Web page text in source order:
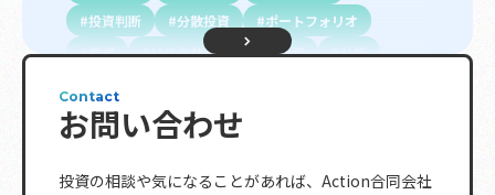
投資判断
分散投資
ポートフォリオ
株式
リスク分散 長期投資
分析
配当金
投資指標
複利効果
トレンド 相続
ETF
Contact
お問い合わせ
投資の相談や気になることがあれば、 Action合同会社